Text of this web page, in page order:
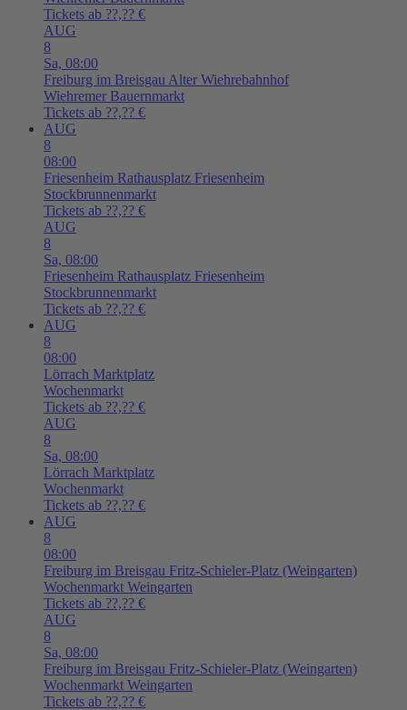
Tickets ab ??,?? €
AUG
8
Sa, 08:00
Freiburg im Breisgau Alter Wiehrebahnhof
Wiehremer Bauernmarkt
Tickets ab ??,?? €
AUG
8
08:00
Friesenheim Rathausplatz Friesenheim
Stockbrunnenmarkt
Tickets ab ??,?? €
AUG
8
Sa, 08:00
Friesenheim Rathausplatz Friesenheim
Stockbrunnenmarkt
Tickets ab ??,?? €
AUG
8
08:00
Lörrach Marktplatz
Wochenmarkt
Tickets ab ??,?? €
AUG
8
Sa, 08:00
Lörrach Marktplatz
Wochenmarkt
Tickets ab ??,?? €
AUG
8
08:00
Freiburg im Breisgau Fritz-Schieler-Platz (Weingarten)
Wochenmarkt Weingarten
Tickets ab ??,?? €
AUG
8
Sa, 08:00
Freiburg im Breisgau Fritz-Schieler-Platz (Weingarten)
Wochenmarkt Weingarten
Tickets ab ??,?? €